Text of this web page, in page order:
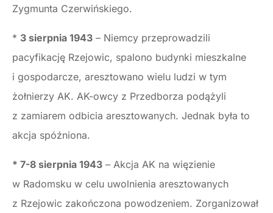
Zygmunta Czerwińskiego.
* 3 sierpnia 1943 – Niemcy przeprowadzili
pacyfikację Rzejowic, spalono budynki mieszkalne
i gospodarcze, aresztowano wielu ludzi w tym
żołnierzy AK. AK-owcy z Przedborza podążyli
z zamiarem odbicia aresztowanych. Jednak była to
akcja spóźniona.
* 7-8 sierpnia 1943 – Akcja AK na więzienie
w Radomsku w celu uwolnienia aresztowanych
z Rzejowic zakończona powodzeniem. Zorganizował